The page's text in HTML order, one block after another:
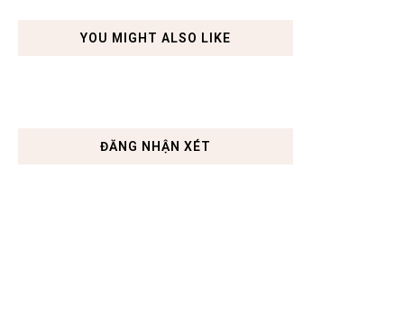
YOU MIGHT ALSO LIKE
ĐĂNG NHẬN XÉT